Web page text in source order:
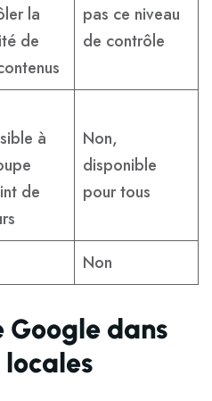
la
de
pas ce niveau
de contrôle
à
de
Non,
disponible
pour tous
Non
Google dans
locales